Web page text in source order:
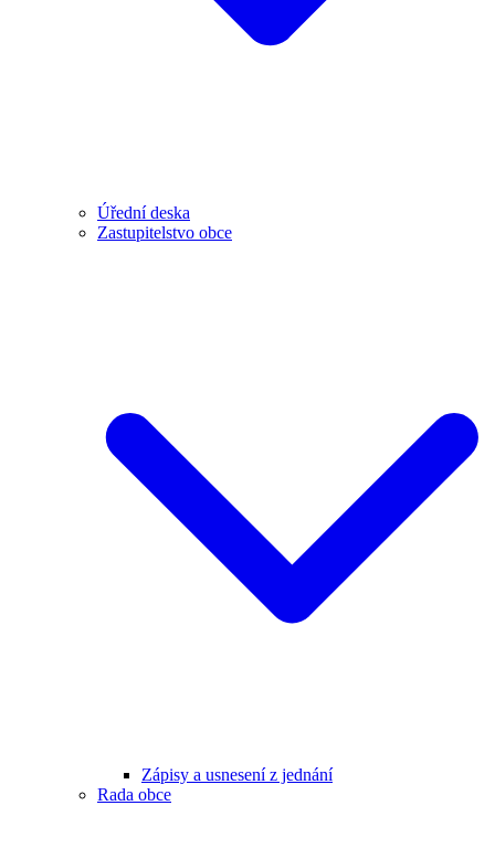
Úřední deska
Zastupitelstvo obce
Zápisy a usnesení z jednání
Rada obce